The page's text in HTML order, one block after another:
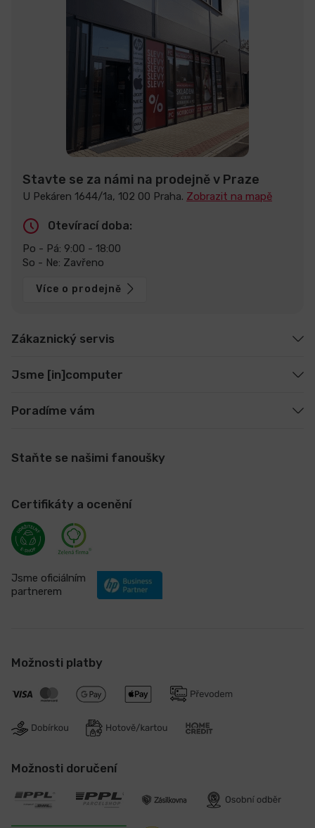
Stavte se za námi na prodejně v Praze
U Pekáren 1644/1a, 102 00 Praha. Zobrazit na mapě
Otevírací doba:
Po - Pá: 9:00 - 18:00
So - Ne: Zavřeno
Více o prodejně
Zákaznický servis
Jsme [in]computer
Poradíme vám
Staňte se našimi fanoušky
Certifikáty a ocenění
Jsme oficiálním
partnerem
Možnosti platby
Možnosti doručení